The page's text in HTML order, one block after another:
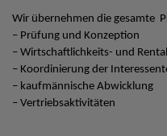
Wir übernehmen die gesamte
– Prüfung und Konzeption
– Wirtschaftlichkeits- und
– Koordinierung der
– kaufmännische Abwicklung
– Vertriebsaktivitäten